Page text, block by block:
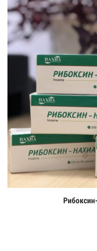
Цааш үзэх